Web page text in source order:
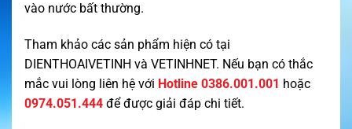
vào nước bất thường.
Tham khảo các sản phẩm hiện có tại
DIENTHOAIVETINH và VETINHNET. Nếu bạn có thắc
mắc vui lòng liên hệ với Hotline 0386.001.001 hoặc
0974.051.444 để được giải đáp chi tiết.